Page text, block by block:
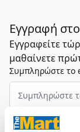
Εγγραφή
Εγγραφείτε
μαθαίνετε
Συμπληρώστε το
Επιλέξτε τον